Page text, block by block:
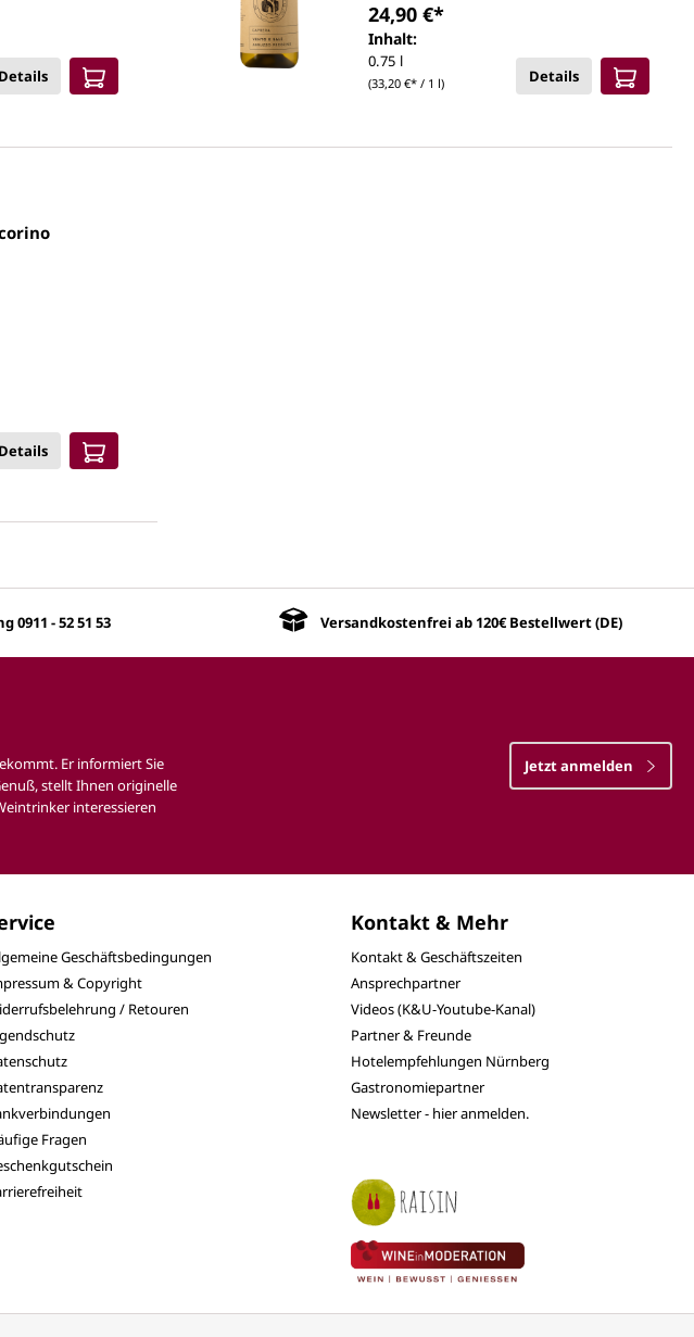
Details
Inhalt:
0.75 l
(33,20 €* / 1 l)
24,90 €*
Details
Details
Vorteile
0911 - 52 51 53 Versandkostenfrei ab 120€ Bestellwert (DE)
Er informiert Sie
stellt Ihnen originelle
interessieren
Jetzt anmelden
Geschäftsbedingungen
& Copyright
/ Retouren
Fragen
Kontakt & Mehr
Kontakt & Geschäftszeiten
Ansprechpartner
Videos (K&U-Youtube-Kanal)
Partner & Freunde
Hotelempfehlungen Nürnberg
Gastronomiepartner
Newsletter - hier anmelden.